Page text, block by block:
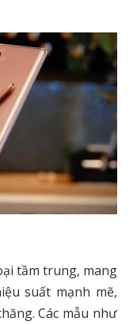
tầm trung, mang
suất mạnh mẽ,
Các mẫu như